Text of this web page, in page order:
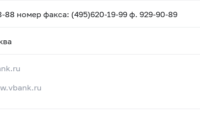
88 номер факса: (495)620-19-99 ф. 929-90-89